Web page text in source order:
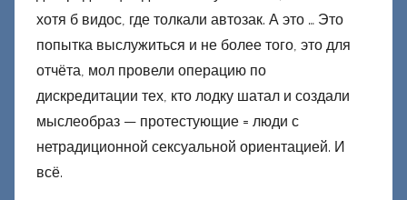
хотя б видос, где толкали автозак. А это … Это
попытка выслужиться и не более того, это для
отчёта, мол провели операцию по
дискредитации тех, кто лодку шатал и создали
мыслеобраз — протестующие = люди с
нетрадиционной сексуальной ориентацией. И
всё.